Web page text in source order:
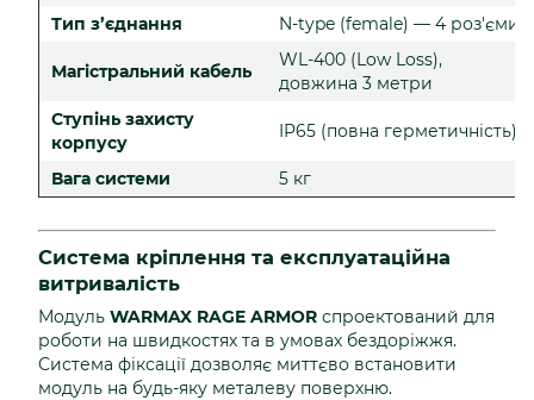
Тип з’єднання N-type (female) — 4 роз'єми
Магістральний кабель
WL-400 (Low Loss),
довжина 3 метри
Ступінь захисту
корпусу
IP65 (повна герметичність)
Вага системи 5 кг
Система кріплення та експлуатаційна
витривалість
Модуль WARMAX RAGE ARMOR спроектований для
роботи на швидкостях та в умовах бездоріжжя.
Система фіксації дозволяє миттєво встановити
модуль на будь-яку металеву поверхню.